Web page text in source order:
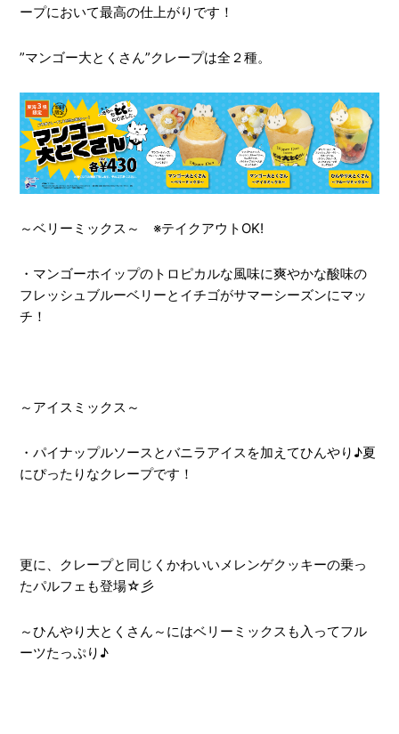
ープにおいて最高の仕上がりです！
”マンゴー大とくさん”クレープは全２種。
～ベリーミックス～ ※テイクアウトOK!
・マンゴーホイップのトロピカルな風味に爽やかな酸味の
フレッシュブルーベリーとイチゴがサマーシーズンにマッ
チ！
～アイスミックス～
・パイナップルソースとバニラアイスを加えてひんやり♪夏
にぴったりなクレープです！
更に、クレープと同じくかわいいメレンゲクッキーの乗っ
たパルフェも登場☆彡
～ひんやり大とくさん～にはベリーミックスも入ってフル
ーツたっぷり♪